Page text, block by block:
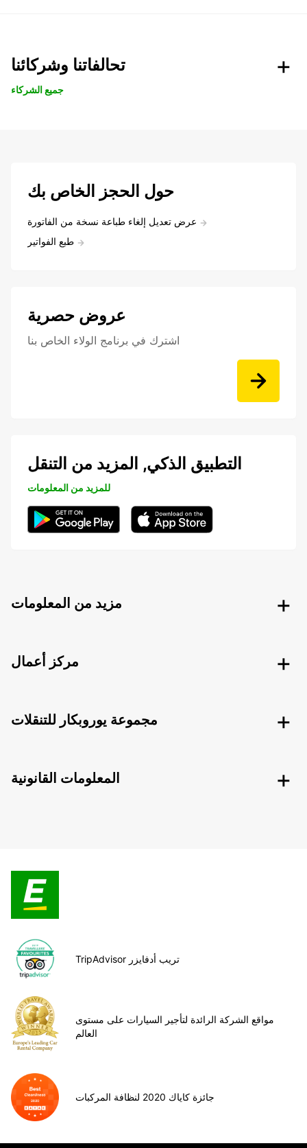
تحالفاتنا وشركائنا
جميع الشركاء
حول الحجز الخاص بك
عرض تعديل إلغاء طباعة نسخة من الفاتورة
طبع الفواتير
عروض حصرية
اشترك في برنامج الولاء الخاص بنا
التطبيق الذكي, المزيد من التنقل
للمزيد من المعلومات
مزيد من المعلومات
مركز أعمال
مجموعة يوروبكار للتنقلات
المعلومات القانونية
TripAdvisor تريب أدفايزر
مواقع الشركة الرائدة لتأجير السيارات على مستوى
العالم
جائزة كاياك 2020 لنظافة المركبات